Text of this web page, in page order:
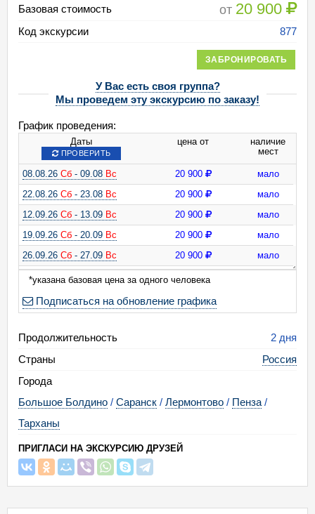
Базовая стоимость от 20 900
Код экскурсии 877
ЗАБРОНИРОВАТЬ
У Вас есть своя группа?
Мы проведем эту экскурсию по заказу!
График проведения:
Даты
ПРОВЕРИТЬ
цена от
наличие
мест
08.08.26 Сб - 09.08 Вс 20 900
мало
22.08.26 Сб - 23.08 Вс 20 900
мало
12.09.26 Сб - 13.09 Вс 20 900
мало
19.09.26 Сб - 20.09 Вс 20 900
мало
26.09.26 Сб - 27.09 Вс 20 900
мало
03.10.26Сб- 04.10Вс 20 900
10.10.26
20 900
17.10.26Сб- 18.10Вс 20 900 мало
*указана базовая цена за одного человека
Подписаться на обновление графика
Продолжительность
2 дня
Страны
Россия
Города
Большое Болдино / Саранск / Лермонтово / Пенза /
Тарханы
ПРИГЛАСИ НА ЭКСКУРСИЮ ДРУЗЕЙ